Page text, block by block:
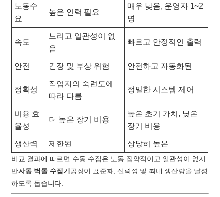
노동수
요
높은 인력 필요
매우 낮음, 운영자 1~2
명
속도
느리고 일관성이 없
음
빠르고 안정적인 출력
안전 긴장 및 부상 위험 안전하고 자동화된
정확성
작업자의 숙련도에
따라 다름
정밀한 시스템 제어
비용 효
율성
더 높은 장기 비용
높은 초기 가치, 낮은
장기 비용
생산력 제한된 상당히 높은
비교 결과에 따르면 수동 수집은 노동 집약적이고 일관성이 없지
만자동 벽돌 수집기 공장이 표준화, 신뢰성 및 최대 생산량을 달성
하도록 돕습니다.